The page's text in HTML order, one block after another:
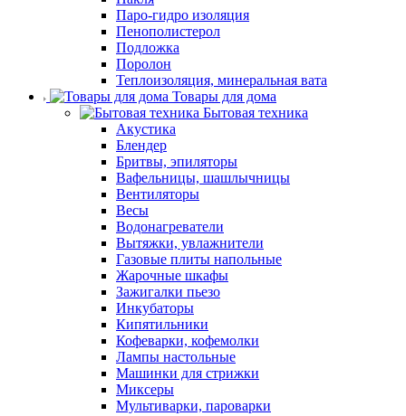
Паро-гидро изоляция
Пенополистерол
Подложка
Поролон
Теплоизоляция, минеральная вата
Товары для дома
Бытовая техника
Акустика
Блендер
Бритвы, эпиляторы
Вафельницы, шашлычницы
Вентиляторы
Весы
Водонагреватели
Вытяжки, увлажнители
Газовые плиты напольные
Жарочные шкафы
Зажигалки пьезо
Инкубаторы
Кипятильники
Кофеварки, кофемолки
Лампы настольные
Машинки для стрижки
Миксеры
Мультиварки, пароварки